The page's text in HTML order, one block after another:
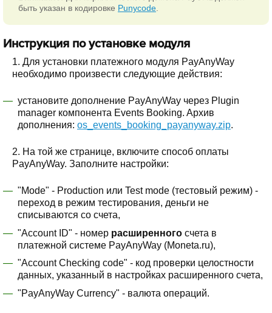
быть указан в кодировке Punycode
Инструкция по установке модуля
1. Для установки платежного модуля PayAnyWay
необходимо произвести следующие действия:
установите дополнение PayAnyWay через Plugin
manager компонента Events Booking. Aрхив
дополнения: os_events_booking_payanyway.zip.
2. На той же странице, включите способ оплаты
PayAnyWay. Заполните настройки:
"Mode" - Production или Test mode (тестовый режим) -
переход в режим тестирования, деньги не
списываются со счета,
"Account ID" - номер расширенного счета в
платежной системе PayAnyWay (Moneta.ru),
"Account Checking code" - код проверки целостности
данных, указанный в настройках расширенного счета,
"PayAnyWay Currency" - валюта операций.